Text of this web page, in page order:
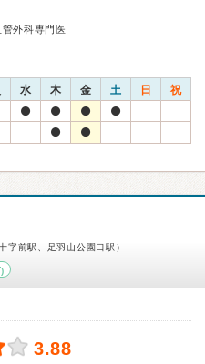
外科専門医
水 木 金 土 日 祝
字前駅、足羽山公園口駅）
3.88